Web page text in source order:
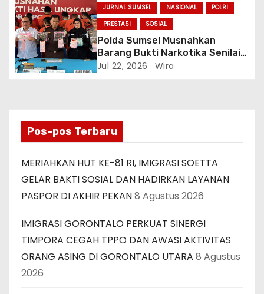
JURNAL SUMSEL
NASIONAL
POLRI
PRESTASI
SOSIAL
Polda Sumsel Musnahkan
Barang Bukti Narkotika Senilai
Rp7,9 Miliar, Selamatkan 83 Ribu
Jul 22, 2026 Wira
Pos-pos Terbaru
MERIAHKAN HUT KE-81 RI, IMIGRASI SOETTA
GELAR BAKTI SOSIAL DAN HADIRKAN LAYANAN
PASPOR DI AKHIR PEKAN8 Agustus 2026
IMIGRASI GORONTALO PERKUAT SINERGI
TIMPORA CEGAH TPPO DAN AWASI AKTIVITAS
ORANG ASING DI GORONTALO UTARA 8 Agustus
2026